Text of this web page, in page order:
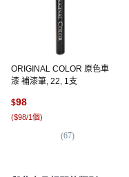
ORIGINAL COLOR 原色車
漆 補漆筆, 22, 1支
$98
($98/1個)
(67)